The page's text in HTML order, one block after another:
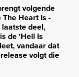
volgende
The Heart Is -
laatste deel,
de ‘Hell Is
vandaar dat
volgt die